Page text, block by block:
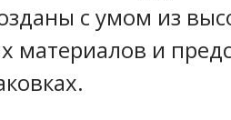
с умом из
материалов и